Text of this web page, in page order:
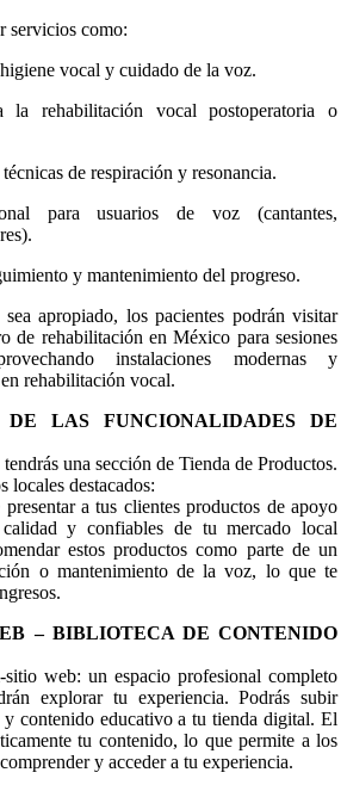
servicios como:
vocal y cuidado de la voz.
la rehabilitación vocal postoperatoria o
de respiración y resonancia.
para usuarios de voz (cantantes,
y mantenimiento del progreso.
sea apropiado, los pacientes podrán visitar
de rehabilitación en México para sesiones
instalaciones modernas y
rehabilitación vocal.
LAS FUNCIONALIDADES DE
una sección de Tienda de Productos.
locales destacados:
a tus clientes productos de apoyo
y confiables de tu mercado local
estos productos como parte de un
o mantenimiento de la voz, lo que te
– BIBLIOTECA DE CONTENIDO
web: un espacio profesional completo
explorar tu experiencia. Podrás subir
contenido educativo a tu tienda digital. El
tu contenido, lo que permite a los
y acceder a tu experiencia.